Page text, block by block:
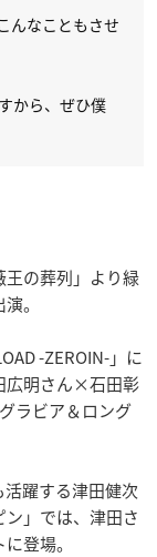
んなこともさせ
から、ぜひ僕
の葬列」より緑
。
-ZEROIN-」に
広明さん×石田彰
ラビア＆ロング
躍する津田健次
」では、津田さ
登場。